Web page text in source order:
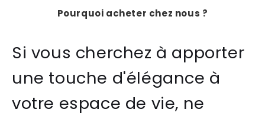
Pourquoi acheter chez nous ?
Si vous cherchez à apporter
une touche d'élégance à
votre espace de vie, ne